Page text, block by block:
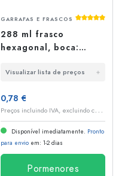
GARRAFAS E FRASCOS
288 ml frasco
hexagonal, boca:
Visualizar lista de preços
0,78 €
P
reços incluindo IVA, excluindo custos de envio
Disponível imediatamente. Pronto
para envio em: 1-2 dias
Pormenores